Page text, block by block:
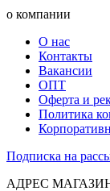
о компании
О нас
Контакты
Вакансии
ОПТ
Оферта и
Политика
Подписка на
АДРЕС